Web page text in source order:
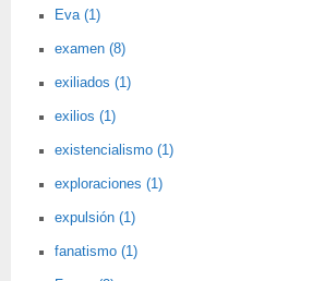
Eva (1)
examen (8)
exiliados (1)
exilios (1)
existencialismo (1)
exploraciones (1)
expulsión (1)
fanatismo (1)